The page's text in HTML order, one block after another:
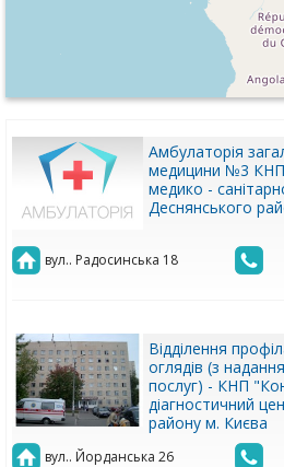
Амбулаторія
медицини №3
медико -
Деснянського
вул.. Радосинська 18
Відділення
оглядів (з
послуг) - КНП
діагностичний
району м. Києва
вул.. Йорданська 26